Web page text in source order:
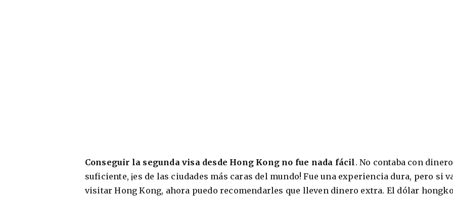
Conseguir la segunda visa desde Hong Kong no fue nada fácil. No contaba con dinero
suficiente, ¡es de las ciudades más caras del mundo! Fue una experiencia dura, pero si
visitar Hong Kong, ahora puedo recomendarles que lleven dinero extra. El dólar